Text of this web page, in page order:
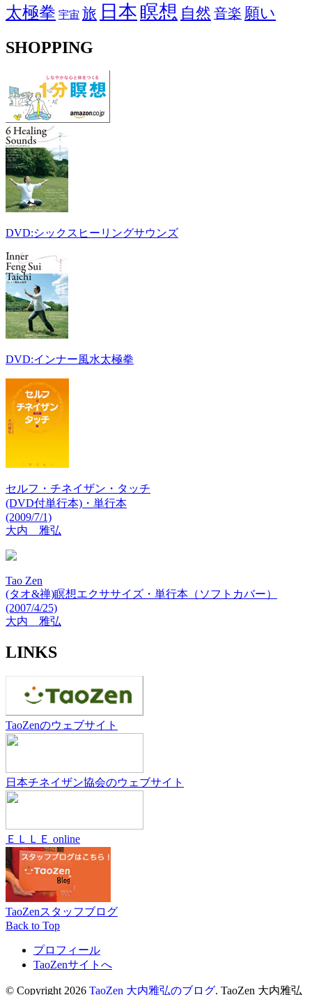
太極拳 宇宙 旅 日本 瞑想 自然 音楽 願い
SHOPPING
DVD:シックスヒーリングサウンズ
DVD:インナー風水太極拳
セルフ・チネイザン・タッチ
(DVD付単行本)・単行本
(2009/7/1)
大内 雅弘
Tao Zen
(タオ&禅)瞑想エクササイズ・単行本（ソフトカバー）
(2007/4/25)
大内 雅弘
LINKS
TaoZenのウェブサイト
日本チネイザン協会のウェブサイト
ＥＬＬＥ online
TaoZenスタッフブログ
Back to Top
プロフィール
TaoZenサイトへ
© Copyright 2026 TaoZen 大内雅弘のブログ. TaoZen 大内雅弘